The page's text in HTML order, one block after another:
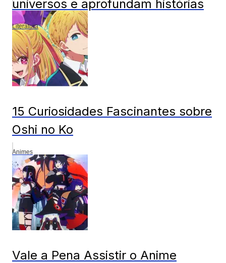
universos e aprofundam histórias
Literatura
15 Curiosidades Fascinantes sobre
Oshi no Ko
Animes
Vale a Pena Assistir o Anime